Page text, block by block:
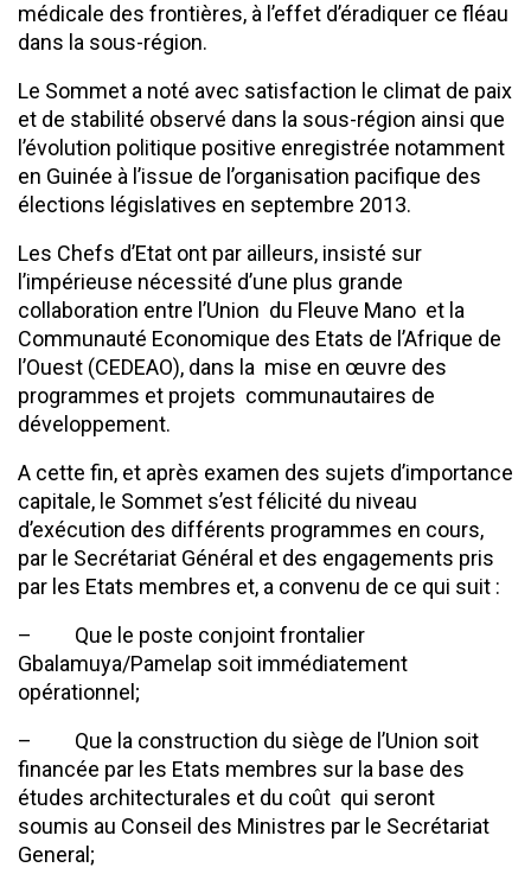
médicale des frontières, à l’effet d’éradiquer ce fléau
dans la sous-région.
Le Sommet a noté avec satisfaction le climat de paix
et de stabilité observé dans la sous-région ainsi que
l’évolution politique positive enregistrée notamment
en Guinée à l’issue de l’organisation pacifique des
élections législatives en septembre 2013.
Les Chefs d’Etat ont par ailleurs, insisté sur
l’impérieuse nécessité d’une plus grande
collaboration entre l’Union du Fleuve Mano et la
Communauté Economique des Etats de l’Afrique de
l’Ouest (CEDEAO), dans la mise en œuvre des
programmes et projets communautaires de
développement.
A cette fin, et après examen des sujets d’importance
capitale, le Sommet s’est félicité du niveau
d’exécution des différents programmes en cours,
par le Secrétariat Général et des engagements pris
par les Etats membres et, a convenu de ce qui suit :
– Que le poste conjoint frontalier
Gbalamuya/Pamelap soit immédiatement
opérationnel;
– Que la construction du siège de l’Union soit
financée par les Etats membres sur la base des
études architecturales et du coût qui seront
soumis au Conseil des Ministres par le Secrétariat
General;